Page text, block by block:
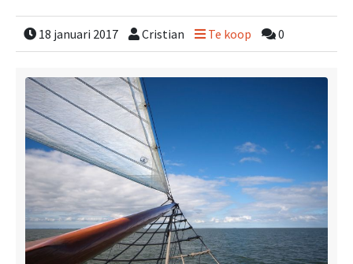
18 januari 2017 Cristian Te koop 0